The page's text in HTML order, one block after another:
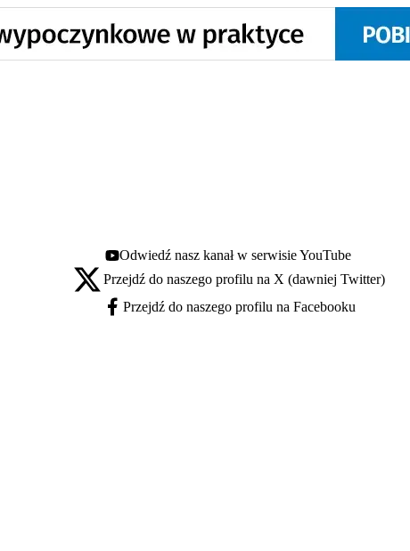
Youtube - otwiera się w nowej karcie
Odwiedź nasz kanał w serwisie YouTube
X - otwiera się w nowej karcie
Przejdź do naszego profilu na X (dawniej Twitter)
Facebook - otwiera się w nowej karcie
Przejdź do naszego profilu na Facebooku